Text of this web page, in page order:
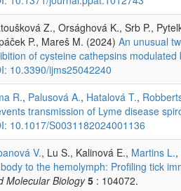
Z., Orsághová K., Srb P.,
P., Mareš M. (2024) An unusual
of cysteine cathepsins
10.3390/ijms25042240
R., Palusová A., Hatalová T.,
transmission of Lyme disease
10.1017/S0031182024001136
V., Lu S., Kalinová E., Martins L.,
to the hemolymph: Profiling tick
Molecular Biology 5 : 104072.